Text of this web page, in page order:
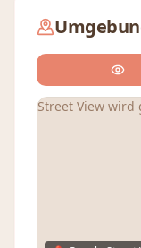
Street View wird